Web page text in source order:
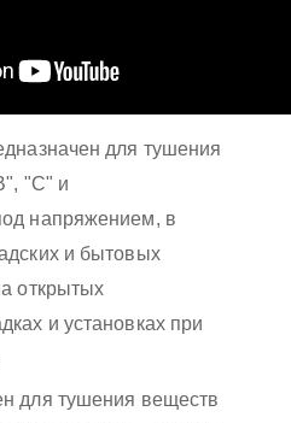
для тушения
"С" и
напряжением, в
и бытовых
открытых
и установках при
для тушения веществ